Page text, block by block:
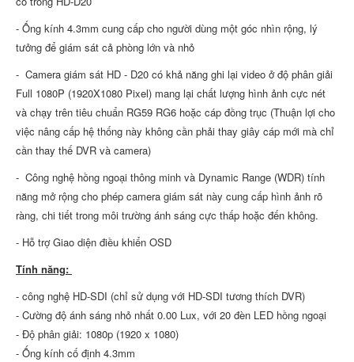
- Ống kính 4.3mm cung cấp cho người dùng một góc nhìn rộng, lý
tưởng để giám sát cả phòng lớn và nhỏ
- Camera giám sát HD - D20 có khả năng ghi lại video ở độ phân giải
Full 1080P (1920X1080 Pixel) mang lại chất lượng hình ảnh cực nét
và chạy trên tiêu chuẩn RG59 RG6 hoặc cáp đồng trục (Thuận lợi cho
việc nâng cấp hệ thống này không cần phải thay giây cáp mới mà chỉ
cần thay thế DVR và camera)
- Công nghệ hồng ngoại thông minh và Dynamic Range (WDR) tính
năng mở rộng cho phép camera giám sát này cung cấp hình ảnh rõ
ràng, chi tiết trong môi trường ánh sáng cực thấp hoặc đến không.
- Hỗ trợ Giao diện điều khiển OSD
Tính năng:
- công nghệ HD-SDI (chỉ sử dụng với HD-SDI tương thích DVR)
- Cường độ ánh sáng nhỏ nhất 0.00 Lux, với 20 đèn LED hồng ngoại
- Độ phân giải: 1080p (1920 x 1080)
- Ống kính cố định 4.3mm